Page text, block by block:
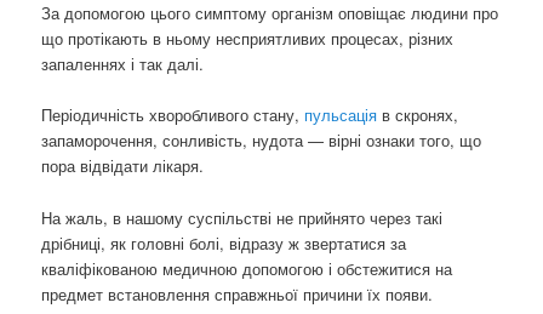
За допомогою цього симптому організм оповіщає людини про
що протікають в ньому несприятливих процесах, різних
запаленнях і так далі.
Періодичність хворобливого стану, пульсація в скронях,
запаморочення, сонливість, нудота — вірні ознаки того, що
пора відвідати лікаря.
На жаль, в нашому суспільстві не прийнято через такі
дрібниці, як головні болі, відразу ж звертатися за
кваліфікованою медичною допомогою і обстежитися на
предмет встановлення справжньої причини їх появи.